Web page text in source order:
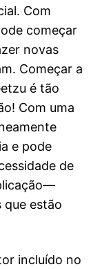
Com
começar
novas
Começar a
é tão
Com uma
e pode
de
que estão
incluído no